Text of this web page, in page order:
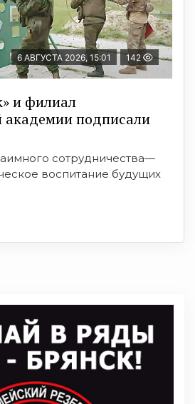
6 АВГУСТА 2026, 15:01 142
и филиал
академии подписали
сотрудничества—
воспитание будущих